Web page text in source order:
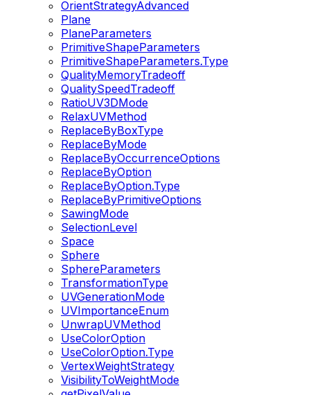
OrientStrategyAdvanced
Plane
PlaneParameters
PrimitiveShapeParameters
PrimitiveShapeParameters.Type
QualityMemoryTradeoff
QualitySpeedTradeoff
RatioUV3DMode
RelaxUVMethod
ReplaceByBoxType
ReplaceByMode
ReplaceByOccurrenceOptions
ReplaceByOption
ReplaceByOption.Type
ReplaceByPrimitiveOptions
SawingMode
SelectionLevel
Space
Sphere
SphereParameters
TransformationType
UVGenerationMode
UVImportanceEnum
UnwrapUVMethod
UseColorOption
UseColorOption.Type
VertexWeightStrategy
VisibilityToWeightMode